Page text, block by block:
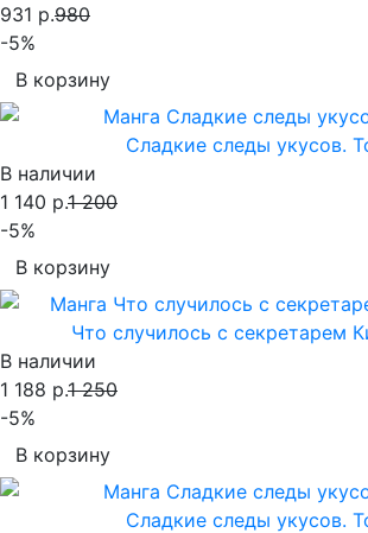
931 р.980
-5%
В корзину
Сладкие следы укусов.
В наличии
1 140 р.1 200
-5%
В корзину
Что случилось с секретарем
В наличии
1 188 р.1 250
-5%
В корзину
Сладкие следы укусов.